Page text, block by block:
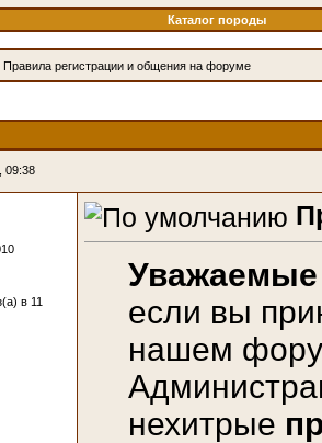
Каталог породы
Правила регистрации и общения на форуме
09:38
в 11
Уважаемые
если вы
нашем
нехитрые